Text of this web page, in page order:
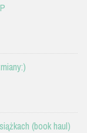
(book haul)